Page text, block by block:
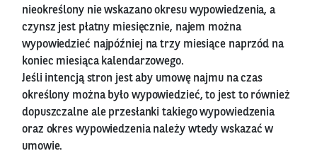
nieokreślony nie wskazano okresu wypowiedzenia, a
czynsz jest płatny miesięcznie, najem można
wypowiedzieć najpóźniej na trzy miesiące naprzód na
koniec miesiąca kalendarzowego.
Jeśli intencją stron jest aby umowę najmu na czas
określony można było wypowiedzieć, to jest to również
dopuszczalne ale przesłanki takiego wypowiedzenia
oraz okres wypowiedzenia należy wtedy wskazać w
umowie.